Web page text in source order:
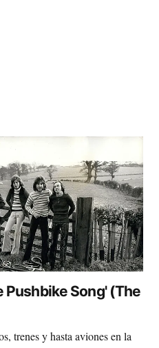
Pushbike Song' (The
trenes y hasta aviones en la